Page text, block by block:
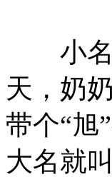
小名
天，奶
带个“旭
大名就